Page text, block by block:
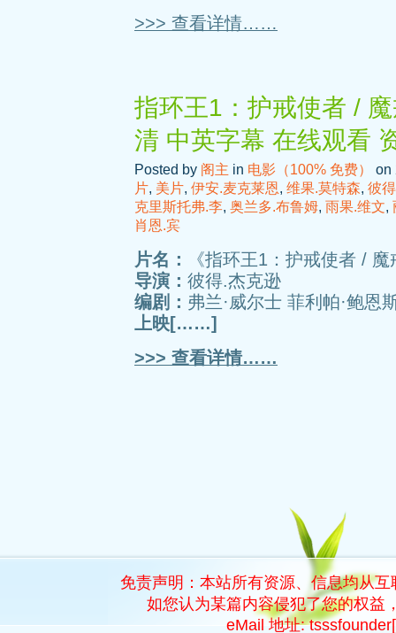
>>> 查看详情……
指环王1：护戒使者 /
清 中英字幕 在线观看
Posted by 阁主 in 电影（100% 免费）
on
片, 美片, 伊安.麦克莱恩, 维果.莫特森, 彼
克里斯托弗.李, 奥兰多.布鲁姆, 雨果.维文,
肖恩.宾
片名：
《指环王1：护戒使者 /
导演： 彼得.杰克逊
编剧： 弗兰·威尔士 菲利帕·鲍恩
上映[……]
>>> 查看详情……
免责声明：本站所有资源、信息均从
如您认为某篇内容侵犯了您的权益
eMail 地址: